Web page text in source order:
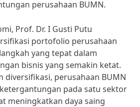
perusahaan BUMN.
Prof. Dr. I Gusti Putu
portofolio perusahaan
yang tepat dalam
bisnis yang semakin ketat.
diversifikasi, perusahaan BUMN
pada satu sektor
meningkatkan daya saing